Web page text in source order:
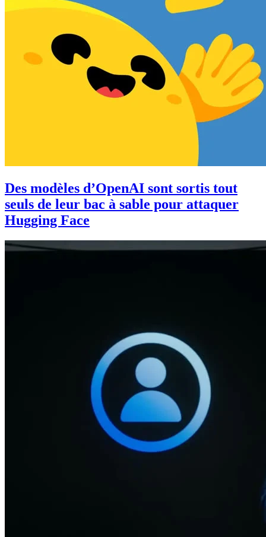
Des modèles d’OpenAI sont sortis tout
seuls de leur bac à sable pour attaquer
Hugging Face